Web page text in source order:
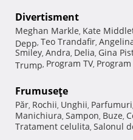
Divertisment
Meghan Markle, Kate
Depp, Teo Trandafir,
Smiley, Andra, Delia, Gina
Trump, Program TV, Program
Frumuseţe
Păr, Rochii, Unghii, Parfumuri,
Manichiura, Sampon, Buze,
Tratament celulita, Salonul